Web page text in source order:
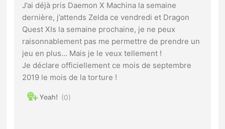
J’ai déjà pris Daemon X Machina la semaine
dernière, j’attends Zelda ce vendredi et Dragon
Quest XIs la semaine prochaine, je ne peux
raisonnablement pas me permettre de prendre un
jeu en plus… Mais je le veux tellement !
Je déclare officiellement ce mois de septembre
2019 le mois de la torture !
0